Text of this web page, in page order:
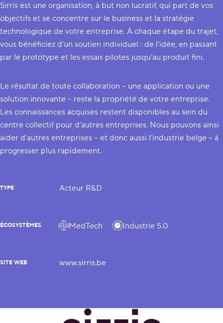
Sirris est une organisation, à but non lucratif, qui part de vos
objectifs et se concentre sur le business et la stratégie
technologique de votre entreprise. À chaque étape du trajet,
vous bénéficiez d’un soutien individuel : de l’idée, en passant
par le prototype et les essais pilotes jusqu’au produit fini.
Le résultat de toute collaboration – une application ou une
solution innovante – reste la propriété de votre entreprise.
Les connaissances acquises restent disponibles au sein du
centre collectif pour d’autres entreprises. Nous pouvons ainsi
aider d’autres entreprises – et donc aussi l’industrie belge – à
progresser plus rapidement.
TYPE Acteur R&D
ÉCOSYSTÈMES MedTech Industrie 5.0
SITE WEB www.sirris.be